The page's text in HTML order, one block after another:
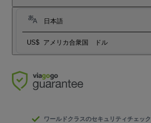
日本語
US$ アメリカ合衆国 ドル
ワールドクラスのセキュリティチェック